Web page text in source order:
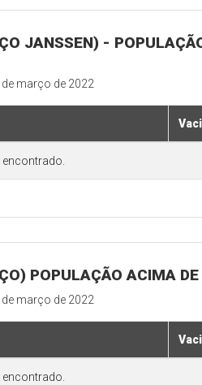
JANSSEN) -
de março de 2022
POPULAÇÃO ACIMA
de março de 2022